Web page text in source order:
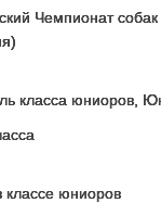
Чемпионат
класса юниоров,
классе юниоров